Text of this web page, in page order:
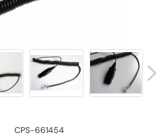
CPS-661454